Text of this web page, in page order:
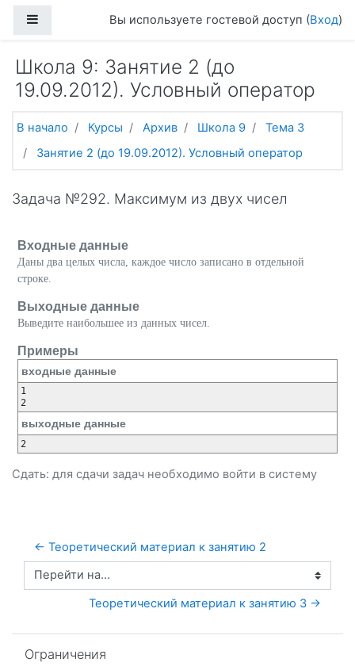
Боковая панельВы используете гостевой доступ (Вход)
Школа 9: Занятие 2 (до
19.09.2012). Условный оператор
В начало Курсы Архив Школа 9
Тема 3
Занятие 2 (до 19.09.2012). Условный оператор
Задача №292. Максимум из двух чисел
Входные данные
Даны два целых числа, каждое число записано в отдельной
строке.
Выходные данные
Выведите наибольшее из данных чисел.
Примеры
входные данные
1
2
выходные данные
2
Сдать: для сдачи задач необходимо войти в систему
← Теоретический материал к занятию 2
Перейти на...
Теоретический материал к занятию 3 →
Ограничения